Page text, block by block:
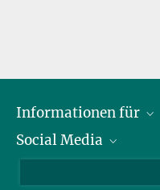
Informationen für
Bewerbende
Social Media